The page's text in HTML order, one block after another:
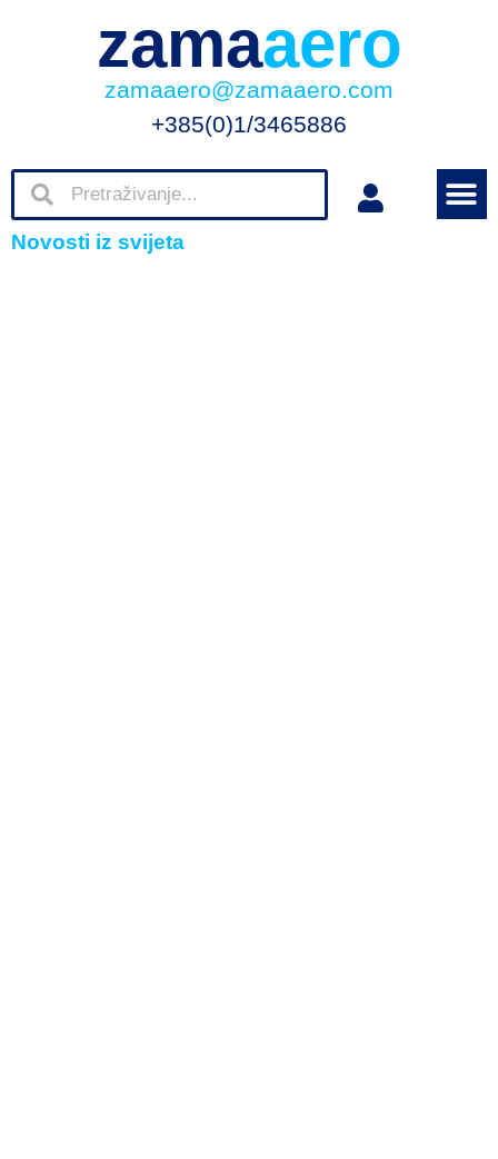
zamaaero
zamaaero@zamaaero.com
+385(0)1/3465886
Novosti iz svijeta